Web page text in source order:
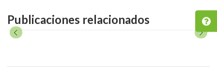
Publicaciones relacionados